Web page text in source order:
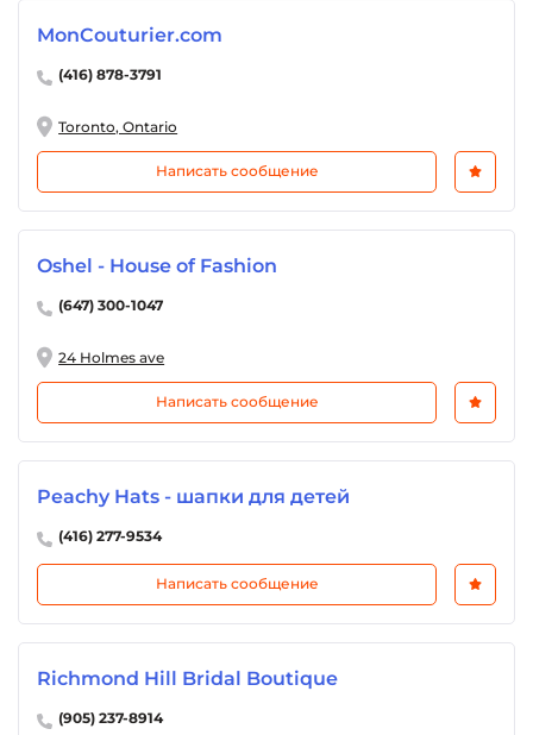
MonCouturier.com
(416) 878-3791
Toronto, Ontario
Написать сообщение
Oshel - House of Fashion
(647) 300-1047
24 Holmes ave
Написать сообщение
Peachy Hats - шапки для детей
(416) 277-9534
Написать сообщение
Richmond Hill Bridal Boutique
(905) 237-8914